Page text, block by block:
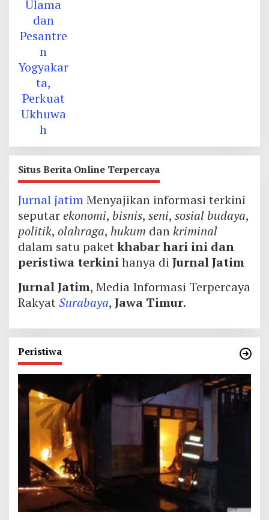
Situs Berita Online Terpercaya
Jurnal jatimMenyajikan informasi terkini
seputarekonomi, bisnis, seni, sosial budaya,
politik, olahraga, hukum dankriminal
dalam satu paketkhabar hari ini dan
peristiwa terkinihanya di Jurnal Jatim
Jurnal Jatim, Media Informasi Terpercaya
RakyatSurabaya, Jawa Timur.
Peristiwa